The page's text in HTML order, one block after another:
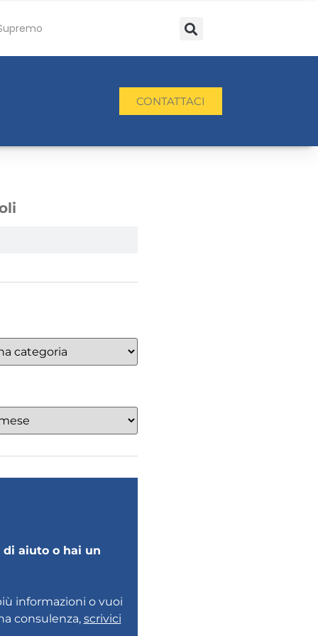
CONTATTACI
di aiuto o hai un
informazioni o vuoi
consulenza, scrivici